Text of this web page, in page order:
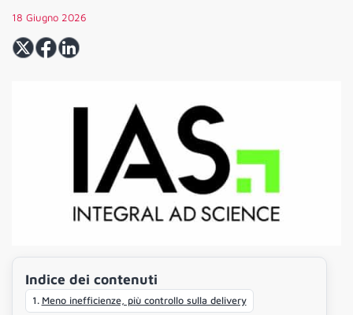
18 Giugno 2026
Indice dei contenuti
Meno inefficienze, più controllo sulla delivery